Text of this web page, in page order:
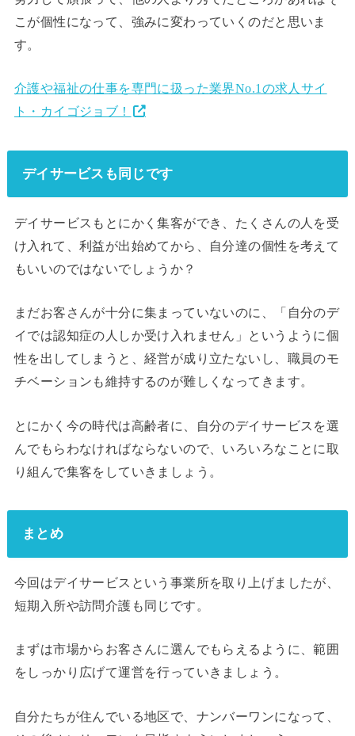
こが個性になって、強みに変わっていくのだと思いま
す。
介護や福祉の仕事を専門に扱った業界No.1の求人サイ
ト・カイゴジョブ！
デイサービスも同じです
デイサービスもとにかく集客ができ、たくさんの人を受
け入れて、利益が出始めてから、自分達の個性を考えて
もいいのではないでしょうか？
まだお客さんが十分に集まっていないのに、「自分のデ
イでは認知症の人しか受け入れません」というように個
性を出してしまうと、経営が成り立たないし、職員のモ
チベーションも維持するのが難しくなってきます。
とにかく今の時代は高齢者に、自分のデイサービスを選
んでもらわなければならないので、いろいろなことに取
り組んで集客をしていきましょう。
まとめ
今回はデイサービスという事業所を取り上げましたが、
短期入所や訪問介護も同じです。
まずは市場からお客さんに選んでもらえるように、範囲
をしっかり広げて運営を行っていきましょう。
自分たちが住んでいる地区で、ナンバーワンになって、